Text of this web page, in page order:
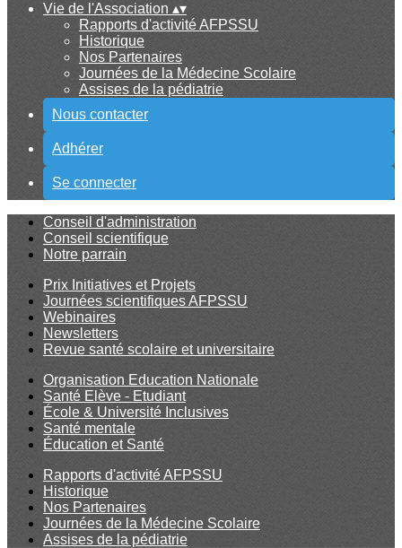
Vie de l'Association ▴▾
Rapports d'activité AFPSSU
Historique
Nos Partenaires
Journées de la Médecine Scolaire
Assises de la pédiatrie
Nous contacter
Adhérer
Se connecter
Conseil d'administration
Conseil scientifique
Notre parrain
Prix Initiatives et Projets
Journées scientifiques AFPSSU
Webinaires
Newsletters
Revue santé scolaire et universitaire
Organisation Education Nationale
Santé Elève - Etudiant
École & Université Inclusives
Santé mentale
Éducation et Santé
Rapports d'activité AFPSSU
Historique
Nos Partenaires
Journées de la Médecine Scolaire
Assises de la pédiatrie